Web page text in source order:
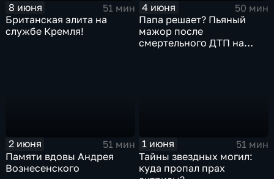
8 июня
51 мин
Британская элита на
службе Кремля!
4 июня
50 мин
Папа решает? Пьяный
мажор после
смертельного ДТП на
2 июня
51 мин
Памяти вдовы Андрея
Вознесенского
1 июня
51 мин
Тайны звездных могил:
куда пропал прах